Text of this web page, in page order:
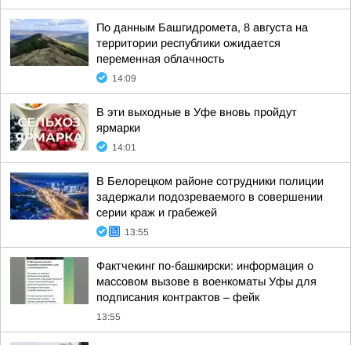
По данным Башгидромета, 8 августа на
территории республики ожидается
переменная облачность
14:09
В эти выходные в Уфе вновь пройдут
ярмарки
14:01
В Белорецком районе сотрудники полиции
задержали подозреваемого в совершении
серии краж и грабежей
13:55
Фактчекинг по-башкирски: информация о
массовом вызове в военкоматы Уфы для
подписания контрактов – фейк
13:55